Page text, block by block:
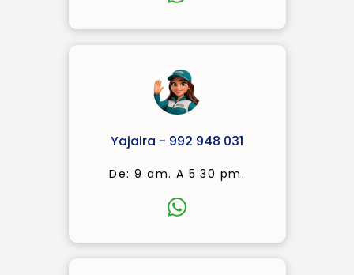
Yajaira - 992 948 031
De: 9 am. A 5.30 pm.